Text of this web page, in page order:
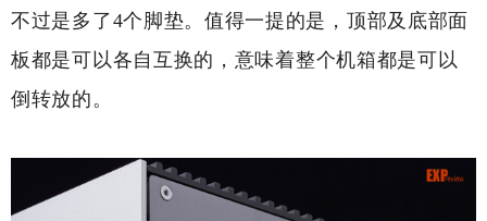
不过是多了4个脚垫。值得一提的是，顶部及底部面
板都是可以各自互换的，意味着整个机箱都是可以
倒转放的。